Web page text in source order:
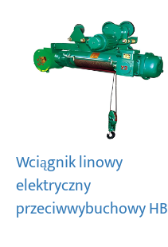
Wciągnik linowy
elektryczny
przeciwwybuchowy HB